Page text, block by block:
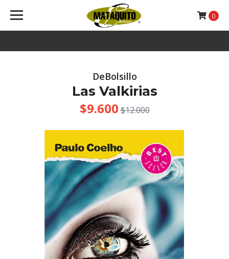
0
DeBolsillo
Las Valkirias
$9.600 $12.000